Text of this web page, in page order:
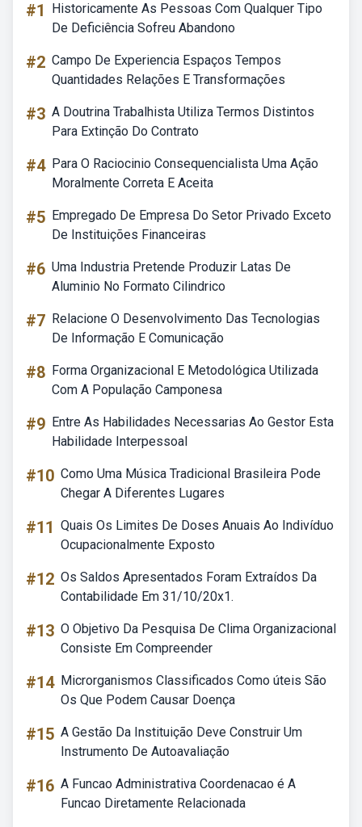
#1
Historicamente As Pessoas Com Qualquer Tipo
De Deficiência Sofreu Abandono
#2 Campo De Experiencia Espaços Tempos
Quantidades Relações E Transformações
#3 A Doutrina Trabalhista Utiliza Termos Distintos
Para Extinção Do Contrato
#4 Para O Raciocinio Consequencialista Uma Ação
Moralmente Correta E Aceita
#5 Empregado De Empresa Do Setor Privado Exceto
De Instituições Financeiras
#6 Uma Industria Pretende Produzir Latas De
Aluminio No Formato Cilindrico
#7 Relacione O Desenvolvimento Das Tecnologias
De Informação E Comunicação
#8 Forma Organizacional E Metodológica Utilizada
Com A População Camponesa
#9 Entre As Habilidades Necessarias Ao Gestor Esta
Habilidade Interpessoal
#10 Como Uma Música Tradicional Brasileira Pode
Chegar A Diferentes Lugares
#11 Quais Os Limites De Doses Anuais Ao Indivíduo
Ocupacionalmente Exposto
#12 Os Saldos Apresentados Foram Extraídos Da
Contabilidade Em 31/10/20x1.
#13 O Objetivo Da Pesquisa De Clima Organizacional
Consiste Em Compreender
#14 Microrganismos Classificados Como úteis São
Os Que Podem Causar Doença
#15 A Gestão Da Instituição Deve Construir Um
Instrumento De Autoavaliação
#16 A Funcao Administrativa Coordenacao é A
Funcao Diretamente Relacionada